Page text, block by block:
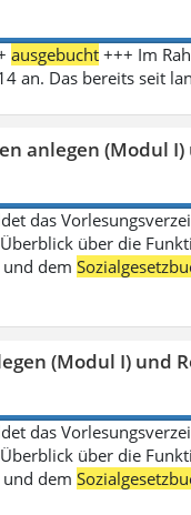
ausgebucht +++ Im
an. Das bereits seit
anlegen (Modul
das
über die
und dem
(Modul I) und
das
über die
und dem